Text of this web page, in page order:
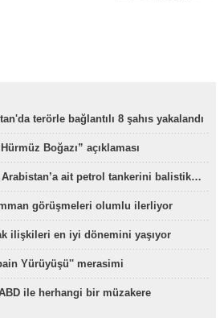
terörle bağlantılı 8 şahıs yakalandı
Boğazı” açıklaması
ait petrol tankerini balistik…
görüşmeleri olumlu ilerliyor
ilişkileri en iyi dönemini yaşıyor
Yürüyüşü'' merasimi
ile herhangi bir müzakere